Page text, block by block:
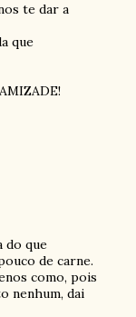
te dar a
que
do que
de carne.
como, pois
nenhum, dai